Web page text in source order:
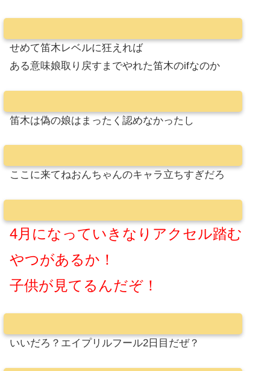
せめて笛木レベルに狂えれば
ある意味娘取り戻すまでやれた笛木のifなのか
笛木は偽の娘はまったく認めなかったし
ここに来てねおんちゃんのキャラ立ちすぎだろ
4月になっていきなりアクセル踏む
やつがあるか！
子供が見てるんだぞ！
いいだろ？エイプリルフール2日目だぜ？